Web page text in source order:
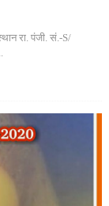
रा. पंजी. सं.-S/